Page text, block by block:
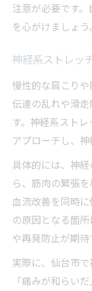
注意が必要です
を心がけましょう。
神経系ストレッ
慢性的な肩こり
伝達の乱れや滑
す。神経系スト
アプローチし、
具体的には、神
ら、筋肉の緊張
血流改善を同時
の原因となる箇
や再発防止が期待
実際に、仙台市
「痛みが和らい